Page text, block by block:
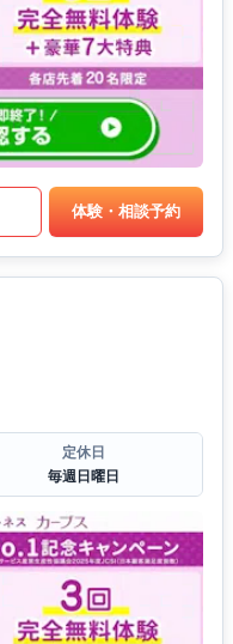
体験・相談予約
定休日
毎週日曜日